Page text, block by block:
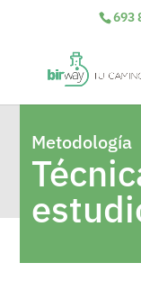
693
Metodología